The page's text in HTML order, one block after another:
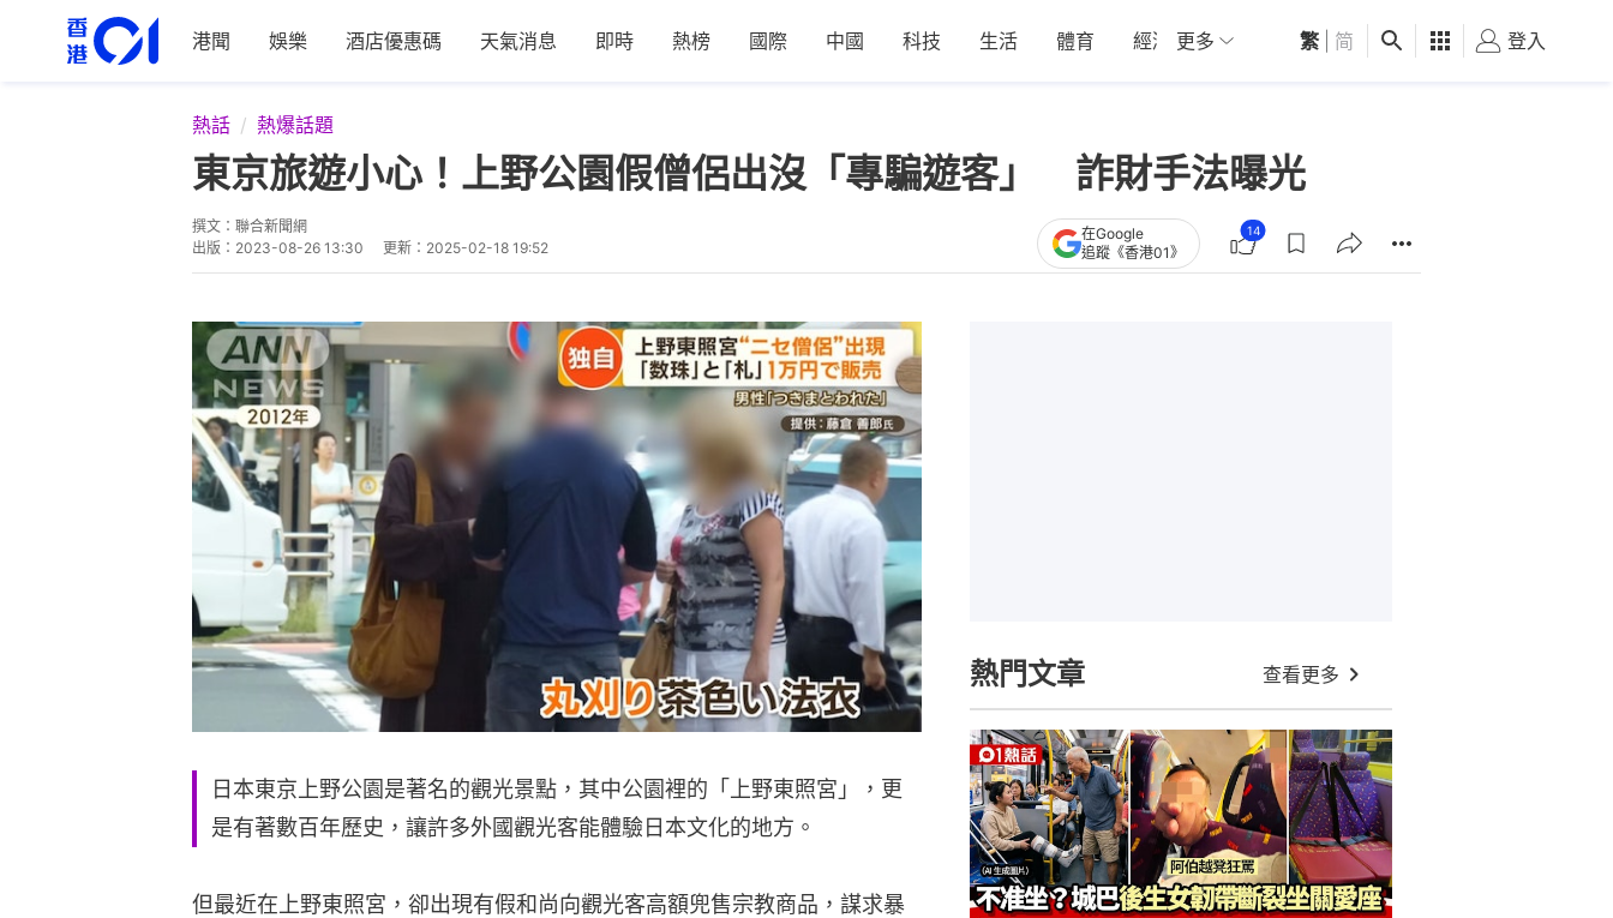
港聞 娛樂 酒店優惠碼 天氣消息 即時 熱榜 國際 中國 科技 生活 體育 經濟 01深圳 觀點 健康 好食玩飛
更多 繁 简 登入
熱話 熱爆話題
東京旅遊小心！上野公園假僧侶出沒「專騙遊客」 詐財手法曝光
撰文： 聯合新聞網
出版： 2023-08-26 13:30 更新： 2025-02-18 19:52
在Google
追蹤《香港01》
14
日本東京上野公園是著名的觀光景點，其中公園裡的「上野東照宮」，更
是有著數百年歷史，讓許多外國觀光客能體驗日本文化的地方。
但最近在上野東照宮，卻出現有假和尚向觀光客高額兜售宗教商品，謀求暴
熱門文章 查看更多